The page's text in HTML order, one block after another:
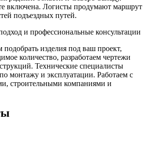
включена. Логисты продумают маршрут
подъездных путей.
и профессиональные консультации
изделия под ваш проект,
количество, разработаем чертежи
Технические специалисты
монтажу и эксплуатации. Работаем с
строительными компаниями и